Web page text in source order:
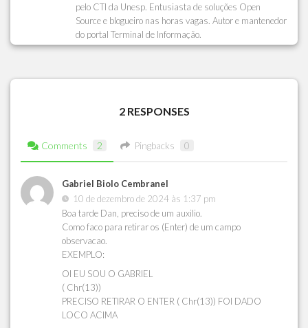
pelo CTI da Unesp. Entusiasta de soluções Open
Source e blogueiro nas horas vagas. Autor e mantenedor
do portal Terminal de Informação.
2 RESPONSES
Comments 2 Pingbacks 0
Gabriel Biolo Cembranel
10 de dezembro de 2024 às 1:37 pm
Boa tarde Dan, preciso de um auxilio.
Como faco para retirar os (Enter) de um campo
observacao.
EXEMPLO:
OI EU SOU O GABRIEL
( Chr(13))
PRECISO RETIRAR O ENTER ( Chr(13)) FOI DADO
LOCO ACIMA